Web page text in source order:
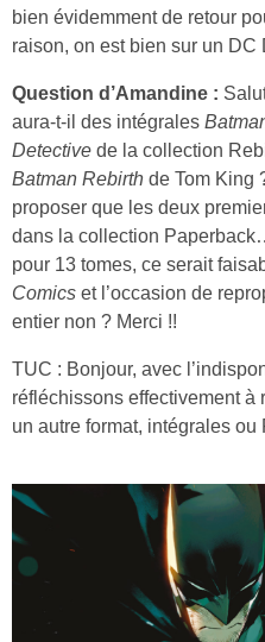
bien évidemment de retour
raison, on est bien sur un DC
Question d’Amandine :
aura-t-il des intégrales
Detective de la collection
Batman Rebirth de Tom King
proposer que les deux
dans la collection
pour 13 tomes, ce serait
Comics et l’occasion de
entier non ? Merci !!
TUC : Bonjour, avec
réfléchissons effectivement à
un autre format, intégrales